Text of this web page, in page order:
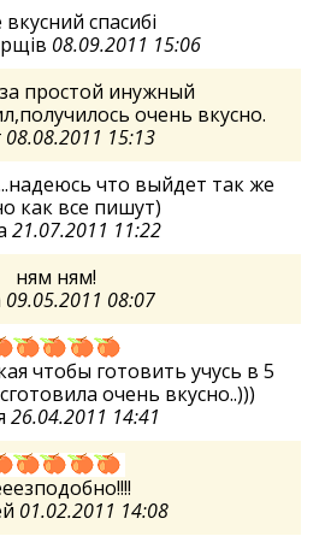
спасибі
08.09.2011 15:06
простой инужный
очень вкусно.
08.08.2011 15:13
что выйдет так же
как все пишут)
21.07.2011 11:22
ням ням!
09.05.2011 08:07
чтобы готовить учусь в 5
очень вкусно..)))
26.04.2011 14:41
01.02.2011 14:08